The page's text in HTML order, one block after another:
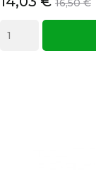
16,50 €